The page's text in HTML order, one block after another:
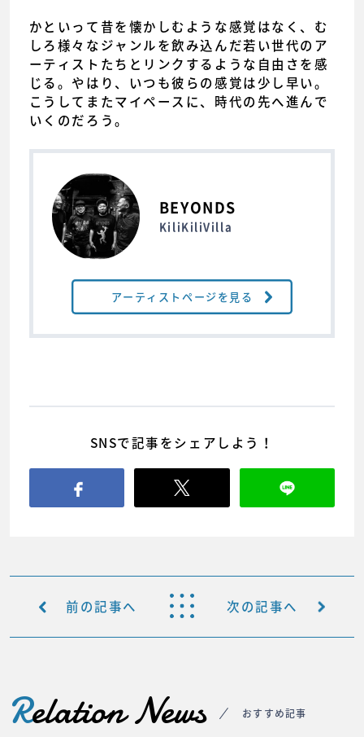
かといって昔を懐かしむような感覚はなく、む
しろ様々なジャンルを飲み込んだ若い世代のア
ーティストたちとリンクするような自由さを感
じる。やはり、いつも彼らの感覚は少し早い。
こうしてまたマイペースに、時代の先へ進んで
いくのだろう。
BEYONDS
KiliKiliVilla
アーティストページを見る
SNSで記事をシェアしよう！
前の記事へ 次の記事へ
Relation News おすすめ記事